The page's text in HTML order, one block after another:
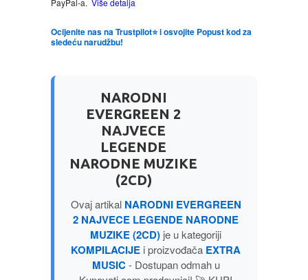
MUZIKA
NAUČNA FANTASTIKA
POEZIJA
POPULARNA PSIHOLOGIJA
PayPal-a. Više detalja
Ocijenite nas na Trustpilot⭐ i osvojite Popust kod za
sledeću narudžbu!
NARODNI
EVERGREEN 2
NAJVECE
LEGENDE
NARODNE MUZIKE
(2CD)
Ovaj artikal NARODNI EVERGREEN
2 NAJVECE LEGENDE NARODNE
MUZIKE (2CD) je u kategoriji
KOMPILACIJE i proizvođača EXTRA
MUSIC- Dostupan odmah u